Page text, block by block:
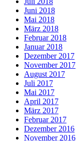
Juni 2018
Mai 2018
März 2018
Februar 2018
Januar 2018
Dezember 2017
November 2017
August 2017
Juli 2017
Mai 2017
April 2017
März 2017
Februar 2017
Dezember 2016
November 2016